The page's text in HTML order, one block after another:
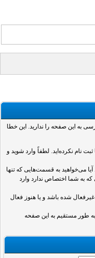
به این صفحه را ندارید. این خطا
نام نکرده‌اید. لطفاً وارد شوید و
می‌خواهید به قسمت‌هایی که تنها
به شما اختصاص ندارد وارد
شده باشد و یا هنوز فعال
طور مستقیم به این صفحه